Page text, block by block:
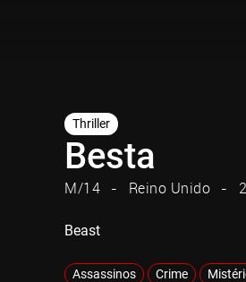
Thriller
Besta
M/14 Reino Unido
Beast
Assassinos Crime